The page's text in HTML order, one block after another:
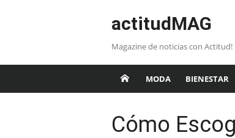
actitudMAG
Magazine de noticias con Actitud!
MODA BIENESTAR
Cómo